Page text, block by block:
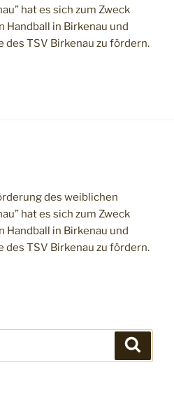
hat es sich zum Zweck
Handball in Birkenau und
des TSV Birkenau zu fördern.
des weiblichen
hat es sich zum Zweck
Handball in Birkenau und
des TSV Birkenau zu fördern.